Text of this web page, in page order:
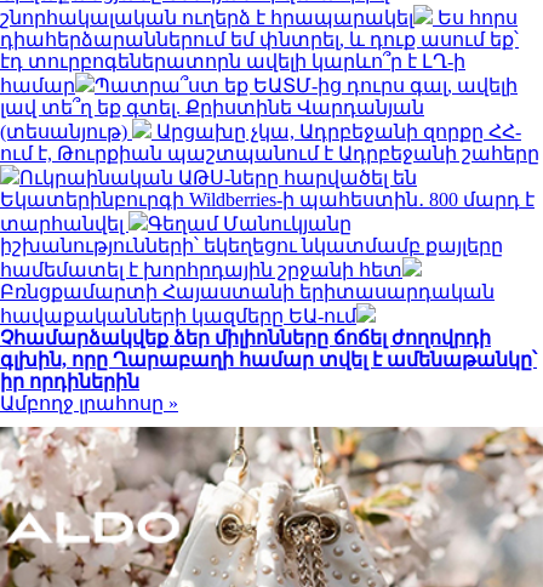
շնորհակալական ուղերձ է հրապարակել
Ես հորս
դիահերձարաններում եմ փնտրել, և դուք ասում եք՝
էդ տուրբոգեներատորն ավելի կարևո՞ր է ԼՂ-ի
համար
Պատրա՞ստ եք ԵԱՏՄ-ից դուրս գալ, ավելի
լավ տե՞ղ եք գտել. Քրիստինե Վարդանյան
(տեսանյութ)
Արցախը չկա, Ադրբեջանի զորքը ՀՀ-
ում է, Թուրքիան պաշտպանում է Ադրբեջանի շահերը
Ուկրաինական ԱԹՍ-ները հարվածել են
Եկատերինբուրգի Wildberries-ի պահեստին․ 800 մարդ է
տարհանվել
Գեղամ Մանուկյանը
իշխանությունների՝ եկեղեցու նկատմամբ քայլերը
համեմատել է խորհրդային շրջանի հետ
Բռնցքամարտի Հայաստանի երիտասարդական
հավաքականների կազմերը ԵԱ-ում
Չհամարձակվեք ձեր միլիոնները ճոճել ժողովրդի
գլխին, որը Ղարաբաղի համար տվել է ամենաթանկը՝
իր որդիներին
Ամբողջ լրահոսը »